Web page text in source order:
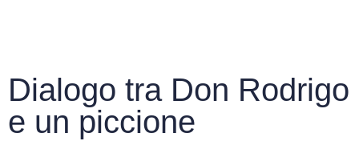
Dialogo tra Don Rodrigo
e un piccione